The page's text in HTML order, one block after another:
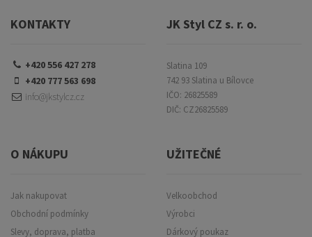
KONTAKTY
+420 556 427 278
+420 777 563 698
info@jkstylcz.cz
JK Styl CZ s. r. o.
Slatina 109
742 93 Slatina u Bílovce
IČO: 26825589
DIČ: CZ26825589
O NÁKUPU
Jak nakupovat
Obchodní podmínky
Slevy, doprava, platba
UŽITEČNÉ
Velkoobchod
Výrobci
Dárkový poukaz